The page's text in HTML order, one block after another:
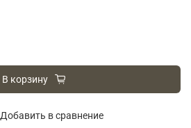
Добавить в сравнение
В корзину